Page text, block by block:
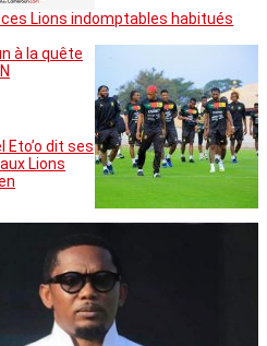
ces Lions indomptables habitués
à la quête
Eto’o dit ses
Lions